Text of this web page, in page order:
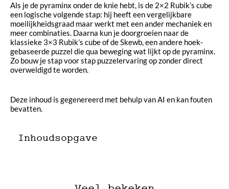
Als je de pyraminx onder de knie hebt, is de 2×2 Rubik’s cube
een logische volgende stap: hij heeft een vergelijkbare
moeilijkheidsgraad maar werkt met een ander mechaniek en
meer combinaties. Daarna kun je doorgroeien naar de
klassieke 3×3 Rubik’s cube of de Skewb, een andere hoek-
gebaseerde puzzel die qua beweging wat lijkt op de pyraminx.
Zo bouw je stap voor stap puzzelervaring op zonder direct
overweldigd te worden.
Deze inhoud is gegenereerd met behulp van AI en kan fouten
bevatten.
Inhoudsopgave